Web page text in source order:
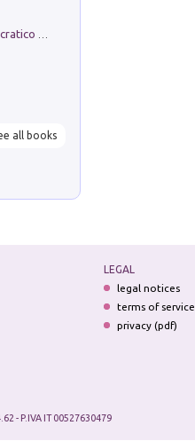
all books
LEGAL
legal notices
terms of service
privacy (pdf)
- P.IVA IT 00527630479